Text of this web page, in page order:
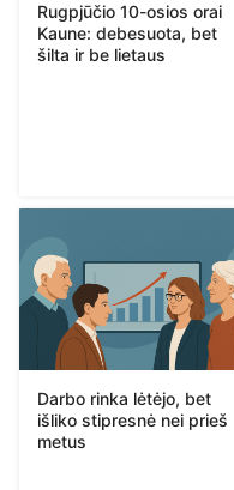
Rugpjūčio 10-osios orai
Kaune: debesuota, bet
šilta ir be lietaus
Darbo rinka lėtėjo, bet
išliko stipresnė nei prieš
metus